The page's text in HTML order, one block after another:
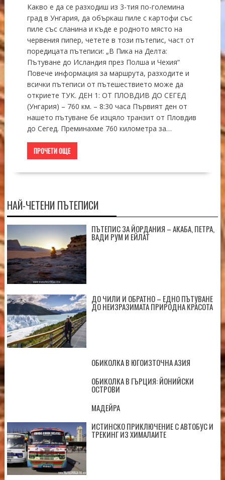
Какво е да се разходиш из 3-тия по-големина
град в Унгария, да объркаш пиле с картофи със
пиле със сланина и къде е родното място на
червения пипер, четете в този пътепис, част от
поредицата пътеписи: „В Пика на Делта:
Пътуване до Исландия през Полша и Чехия“
Повече информация за маршрута, разходите и
всички пътеписи от пътешествието може да
откриете ТУК. ДЕН 1: ОТ ПЛОВДИВ ДО СЕГЕД
(Унгария) – 760 км. – 8:30 часа Първият ден от
нашето пътуване бе изцяло транзит от Пловдив
до Сегед. Преминахме 760 километра за…
ПРОЧЕТИ ОЩЕ
НАЙ-ЧЕТЕНИ ПЪТЕПИСИ
ПЪТЕПИС ЗА ЙОРДАНИЯ – АКАБА, ПЕТРА,
ВАДИ РУМ И ЕЙЛАТ
ДО ЧИЛИ И ОБРАТНО – ЕДНО ПЪТУВАНЕ
ДО НЕИЗРАЗИМАТА ПРИРОДНА КРАСОТА
ОБИКОЛКА В ЮГОИЗТОЧНА АЗИЯ
ОБИКОЛКА В ГЪРЦИЯ: ЙОНИЙСКИ
ОСТРОВИ
МАДЕЙРА
ИСТИНСКО ПРИКЛЮЧЕНИЕ С АВТОБУС И
ТРЕКИНГ ИЗ ХИМАЛАИТЕ